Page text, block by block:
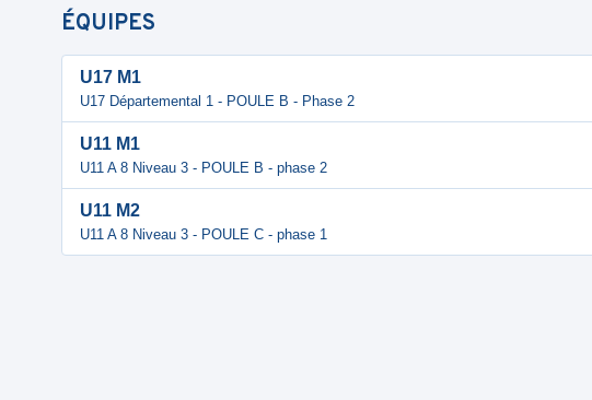
ÉQUIPES
U17 M1
U17 Départemental 1 - POULE B - Phase 2
U11 M1
U11 A 8 Niveau 3 - POULE B - phase 2
U11 M2
U11 A 8 Niveau 3 - POULE C - phase 1